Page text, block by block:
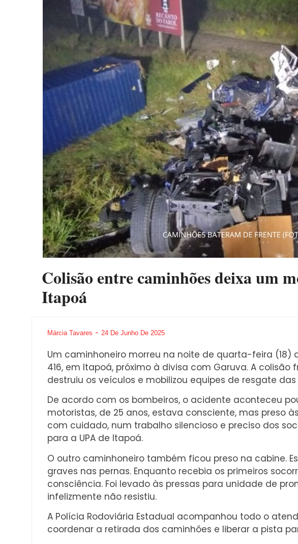
Colisão entre caminhões deixa um
Itapoá
Márcia Tavares 24 De Junho De 2025
Um caminhoneiro morreu na noite de quarta-feira (18)
416, em Itapoá, próximo à divisa com Garuva. A
destruiu os veículos e mobilizou equipes de resgate
De acordo com os bombeiros, o acidente aconteceu
motoristas, de 25 anos, estava consciente, mas preso
com cuidado, num trabalho silencioso e preciso dos
para a UPA de Itapoá.
O outro caminhoneiro também ficou preso na cabine.
graves nas pernas. Enquanto recebia os primeiros
consciência. Foi levado às pressas para unidade de
infelizmente não resistiu.
A Polícia Rodoviária Estadual acompanhou todo o
coordenar a retirada dos caminhões e liberar a pista